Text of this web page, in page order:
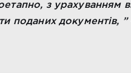
з урахуванням
поданих документів, ”